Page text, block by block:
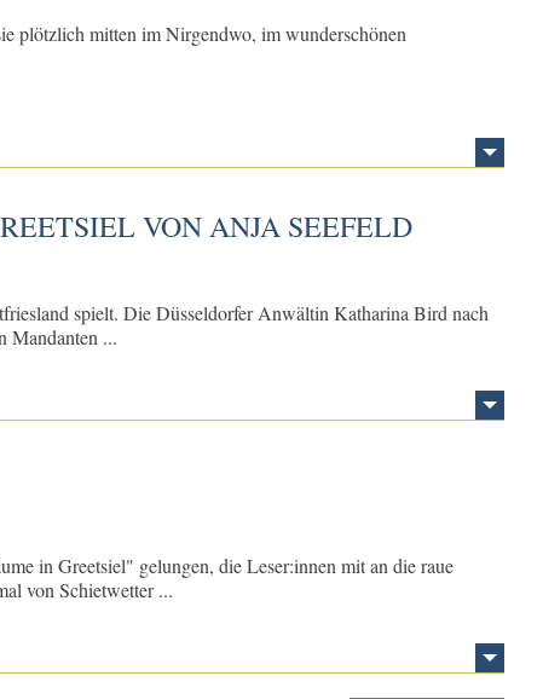
plötzlich mitten im Nirgendwo, im wunderschönen
VON ANJA SEEFELD
spielt. Die Düsseldorfer Anwältin Katharina Bird nach
Mandanten ...
in Greetsiel" gelungen, die Leser:innen mit an die raue
von Schietwetter ...